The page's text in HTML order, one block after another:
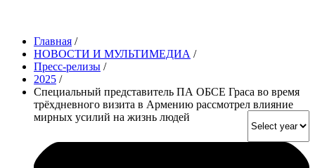
Главная /
НОВОСТИ И МУЛЬТИМЕДИА /
Пресс-релизы /
2025 /
Специальный представитель ПА ОБСЕ Граса во время
трёхдневного визита в Армению рассмотрел влияние
мирных усилий на жизнь людей